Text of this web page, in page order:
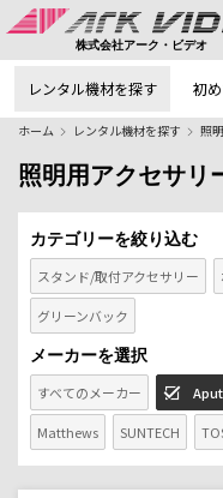
株式会社アーク・ビデオ
レンタル機材を探す 初
ホーム レンタル機材を探す 照明
照明用アクセサリ
カテゴリーを絞り込む
スタンド/取付アクセサリー
グリーンバック
メーカーを選択
すべてのメーカー
Matthews SUNTECH